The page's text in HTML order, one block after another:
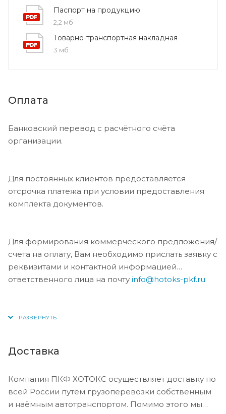
Паспорт на продукцию
2,2 мб
Товарно-транспортная накладная
3 мб
Оплата
Банковский перевод с расчётного счёта
организации.
Для постоянных клиентов предоставляется
отсрочка платежа при условии предоставления
комплекта документов.
Для формирования коммерческого предложения/
счета на оплату, Вам необходимо прислать заявку с
реквизитами и контактной информацией
ответственного лица на почту info@hotoks-pkf.ru
Доставка
Компания ПКФ ХОТОКС осуществляет доставку по
всей России путём грузоперевозки собственным
и наёмным автотранспортом. Помимо этого мы